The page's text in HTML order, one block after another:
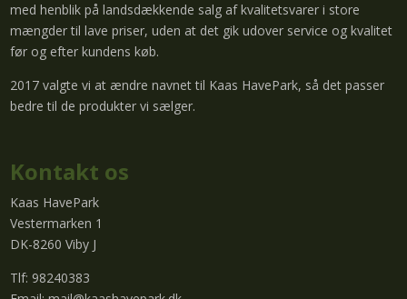
med henblik på landsdækkende salg af kvalitetsvarer i store
mængder til lave priser, uden at det gik udover service og kvalitet
før og efter kundens køb.
2017 valgte vi at ændre navnet til Kaas HavePark, så det passer
bedre til de produkter vi sælger.
Kontakt os
Kaas HavePark
Vestermarken 1
DK-8260 Viby J
Tlf: 98240383